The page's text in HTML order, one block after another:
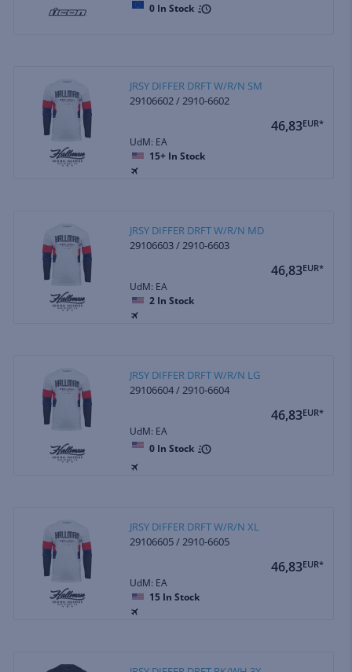
0 In Stock
JRSY DIFFER DRFT W/R/N SM
29106602 / 2910-6602
46,83EUR*
UdM: EA
15+ In Stock
JRSY DIFFER DRFT W/R/N MD
29106603 / 2910-6603
46,83EUR*
UdM: EA
2 In Stock
JRSY DIFFER DRFT W/R/N LG
29106604 / 2910-6604
46,83EUR*
UdM: EA
0 In Stock
JRSY DIFFER DRFT W/R/N XL
29106605 / 2910-6605
46,83EUR*
UdM: EA
15 In Stock